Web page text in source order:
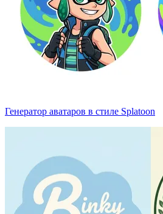
Генератор аватаров в стиле Splatoon